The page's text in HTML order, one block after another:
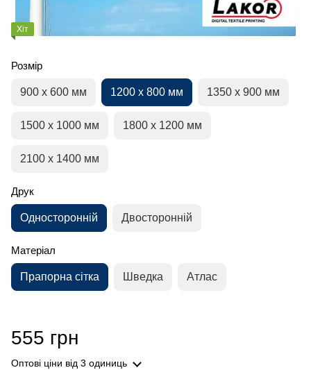
Хіт
Розмір
900 х 600 мм 1200 х 800 мм 1350 х 900 мм
1500 х 1000 мм 1800 х 1200 мм
2100 х 1400 мм
Друк
Односторонній Двосторонній
Матеріал
Прапорна сітка Шведка Атлас
555 грн
Оптові ціни від 3 одиниць